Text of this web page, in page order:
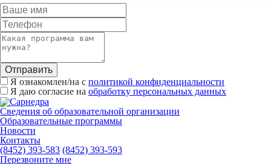
Отправить
Я ознакомлен/на с политикой конфиденциальности
Я даю согласие на обработку персональных данных
Сведения об образовательной организации
Образовательные программы
Новости
Контакты
(8452) 393-583 (8452) 393-593
Перезвоните мне